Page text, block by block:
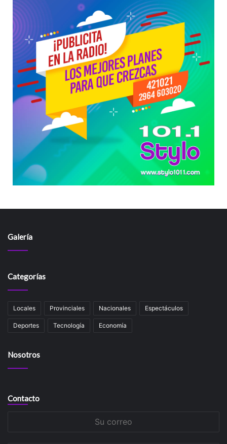
Galería
Categorías
Locales Provinciales Nacionales Espectáculos
Deportes Tecnología Economía
Nosotros
Contacto